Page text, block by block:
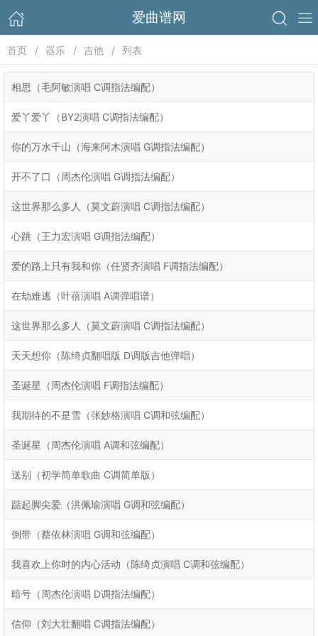
爱曲谱网
首页 器乐 吉他 列表
相思（毛阿敏演唱 C调指法编配）
爱丫爱丫（BY2演唱 C调指法编配）
你的万水千山（海来阿木演唱 G调指法编配）
开不了口（周杰伦演唱 G调指法编配）
这世界那么多人（莫文蔚演唱 C调指法编配）
心跳（王力宏演唱 G调指法编配）
爱的路上只有我和你（任贤齐演唱 F调指法编配）
在劫难逃（叶蓓演唱 A调弹唱谱）
这世界那么多人（莫文蔚演唱 C调指法编配）
天天想你（陈绮贞翻唱版 D调版吉他弹唱）
圣诞星（周杰伦演唱 F调指法编配）
我期待的不是雪（张妙格演唱 C调和弦编配）
圣诞星（周杰伦演唱 A调和弦编配）
送别（初学简单歌曲 C调简单版）
踮起脚尖爱（洪佩瑜演唱 G调和弦编配）
倒带（蔡依林演唱 G调和弦编配）
我喜欢上你时的内心活动（陈绮贞演唱 C调和弦编配）
暗号（周杰伦演唱 D调指法编配）
信仰（刘大壮翻唱 C调指法编配）